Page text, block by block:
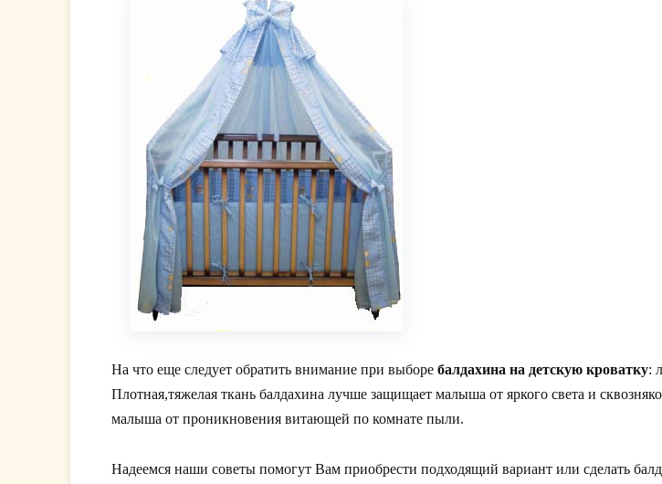
На что еще следует обратить внимание при выборе балдахина на детскую кроватку:
Плотная,тяжелая ткань балдахина лучше защищает малыша от яркого света и
малыша от проникновения витающей по комнате пыли.
Надеемся наши советы помогут Вам приобрести подходящий вариант или сделать